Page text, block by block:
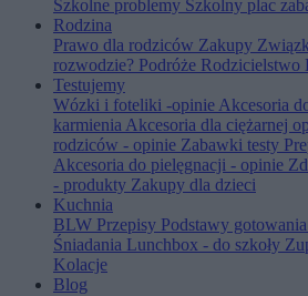
Szkolne problemy Szkolny plac
Rodzina
Prawo dla rodziców Zakupy
rozwodzie? Podróże Rodzicielstwo
Testujemy
Wózki i foteliki -opinieAkcesoria
karmieniaAkcesoria dla ciężarnej
rodziców - opinie Zabawki testy
Akcesoria do pielęgnacji - opinie
- produkty Zakupy dla dzieci
Kuchnia
BLW Przepisy Podstawy gotowania
Śniadania Lunchbox - do szkoły
Kolacje
Blog